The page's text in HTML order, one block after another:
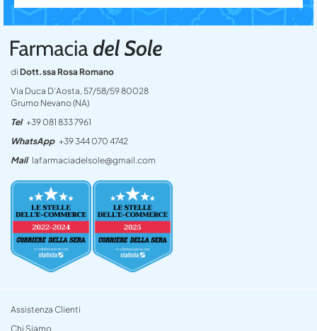
di Dott.ssa Rosa Romano
Via Duca D’Aosta, 57/58/59 80028
Grumo Nevano (NA)
Tel +39 081 833 7961
WhatsApp +39 344 070 4742
Mail lafarmaciadelsole@gmail.com
Assistenza Clienti
Chi Siamo